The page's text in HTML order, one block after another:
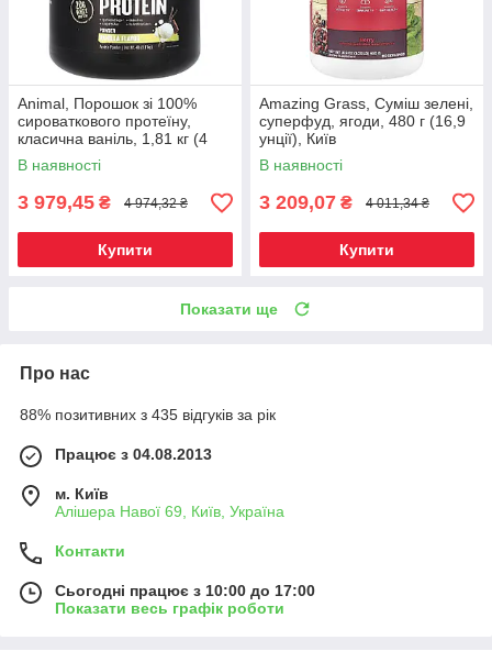
Animal, Порошок зі 100%
сироваткового протеїну,
класична ваніль, 1,81 кг (4
фунти), Київ
В наявності
3 979,45 ₴ 4 974,32 ₴
Купити
Amazing Grass, Суміш зелені,
суперфуд, ягоди, 480 г (16,9
унції), Київ
В наявності
3 209,07 ₴ 4 011,34 ₴
Купити
Показати ще
Про нас
88% позитивних з 435 відгуків за рік
Працює з 04.08.2013
м. Київ
Алішера Навої 69, Київ, Україна
Контакти
Сьогодні працює з 10:00 до 17:00
Показати весь графік роботи